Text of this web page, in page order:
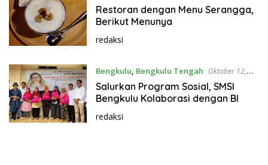
Restoran dengan Menu Serangga,
Berikut Menunya
redaksi
Bengkulu, Bengkulu Tengah Oktober 12,
2023
Salurkan Program Sosial, SMSI
Bengkulu Kolaborasi dengan BI
redaksi